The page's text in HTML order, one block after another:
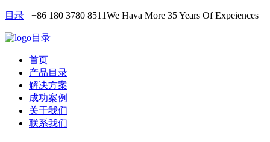
目录 +86 180 3780 8511We Hava More 35 Years Of Expeiences
目录
首页
产品目录
解决方案
成功案例
关于我们
联系我们